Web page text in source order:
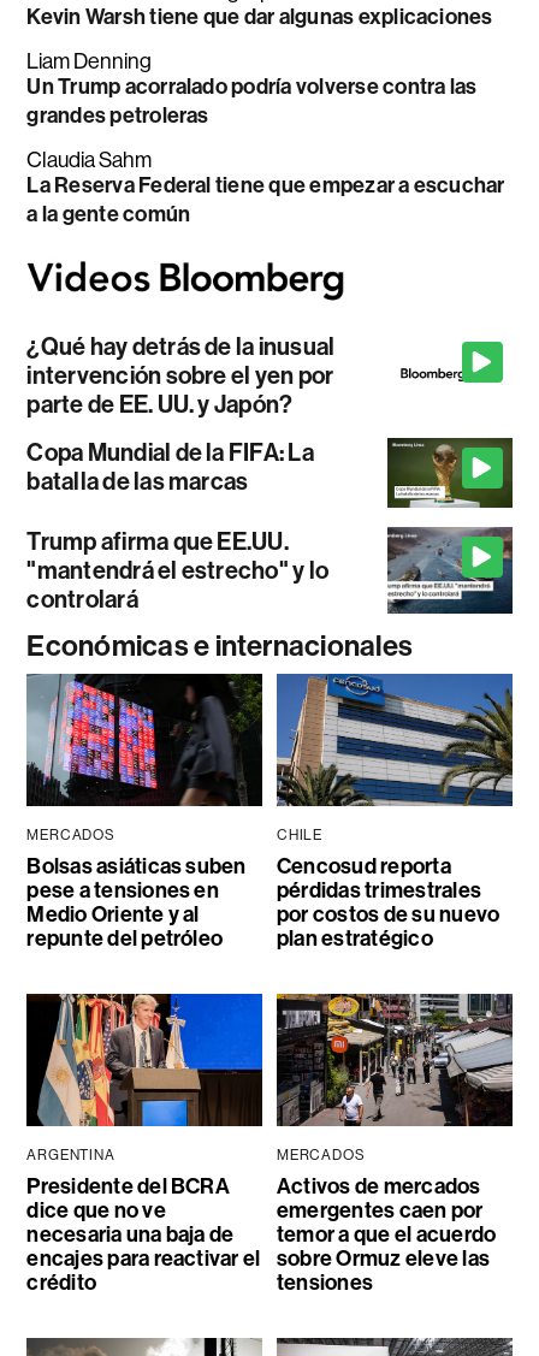
Kevin Warsh tiene que dar algunas explicaciones
Liam Denning
Un Trump acorralado podría volverse contra las
grandes petroleras
Claudia Sahm
La Reserva Federal tiene que empezar a escuchar
a la gente común
¿Qué hay detrás de la inusual
intervención sobre el yen por
parte de EE. UU. y Japón?
Copa Mundial de la FIFA: La
batalla de las marcas
Trump afirma que EE.UU.
"mantendrá el estrecho" y lo
controlará
Económicas e internacionales
MERCADOS
Bolsas asiáticas suben
pese a tensiones en
Medio Oriente y al
repunte del petróleo
CHILE
Cencosud reporta
pérdidas trimestrales
por costos de su nuevo
plan estratégico
ARGENTINA
Presidente del BCRA
dice que no ve
necesaria una baja de
encajes para reactivar el
crédito
MERCADOS
Activos de mercados
emergentes caen por
temor a que el acuerdo
sobre Ormuz eleve las
tensiones